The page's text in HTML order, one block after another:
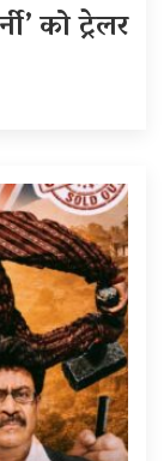
को ट्रेलर